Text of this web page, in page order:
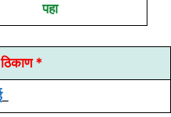
पहा
*
_